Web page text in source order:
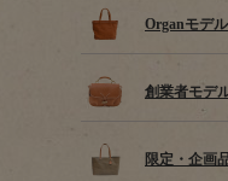
Organモデル
創業者モデ
限定・企画